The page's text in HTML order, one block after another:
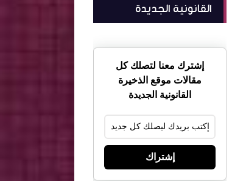
القانونية الجديدة
إشترك معنا لتصلك كل
مقالات موقع الذخيرة
القانونية الجديدة
إشتراك